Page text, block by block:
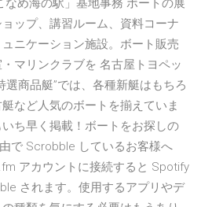
め海の駅」基地事務 ボートの展
ップ、講習ルーム、資料コーナ
ニケーション施設。ボート販売
マリンクラブを 名古屋トヨペッ
選商品艇”では、各種新艇はもちろ
など人気のボートを揃えていま
ち早く掲載！ボートをお探しの
で Scrobble しているお客様へ
アカウントに接続すると Spotify
されます。使用するアプリやデ